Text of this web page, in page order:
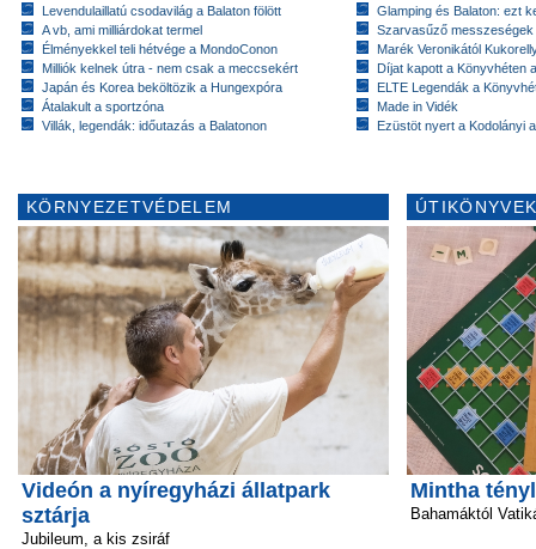
Levendulaillatú csodavilág a Balaton fölött
A vb, ami milliárdokat termel
Élményekkel teli hétvége a MondoConon
Milliók kelnek útra - nem csak a meccsekért
Japán és Korea beköltözik a Hungexpóra
Átalakult a sportzóna
Villák, legendák: időutazás a Balatonon
Glamping és Balaton: ezt
Szarvasűző messzeségek
Marék Veronikától
Díjat kapott a Könyvhéten
ELTE Legendák a
Made in Vidék
Ezüstöt nyert a Kodolányi
KÖRNYEZETVÉDELEM
Videón a nyíregyházi állatpark
sztárja
Jubileum, a kis zsiráf
Mintha
Bahamáktól